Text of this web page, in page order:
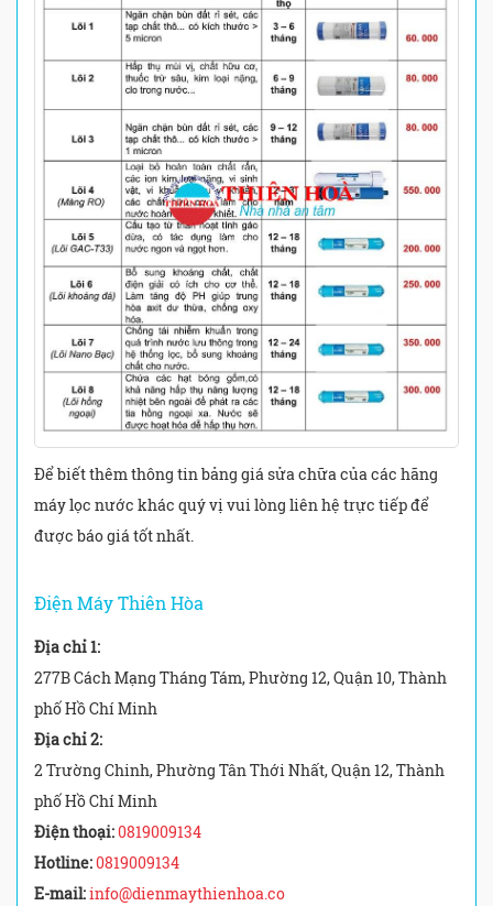
Để biết thêm thông tin bảng giá sửa chữa của các hãng
máy lọc nước khác quý vị vui lòng liên hệ trực tiếp để
được báo giá tốt nhất.
Điện Máy Thiên Hòa
Địa chỉ 1:
277B Cách Mạng Tháng Tám, Phường 12, Quận 10, Thành
phố Hồ Chí Minh
Địa chỉ 2:
2 Trường Chinh, Phường Tân Thới Nhất, Quận 12, Thành
phố Hồ Chí Minh
Điện thoại:0819009134
Hotline:0819009134
E-mail:info@dienmaythienhoa.co